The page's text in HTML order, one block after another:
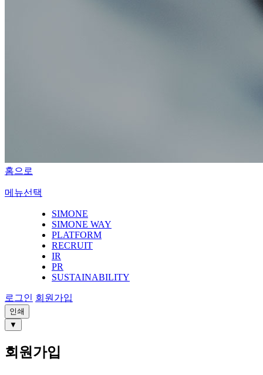
홈으로
메뉴선택
SIMONE
SIMONE WAY
PLATFORM
RECRUIT
IR
PR
SUSTAINABILITY
로그인 회원가입
인쇄
▼
회원가입